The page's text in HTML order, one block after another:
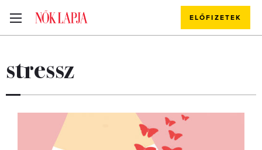
ELŐFIZETEK
stressz